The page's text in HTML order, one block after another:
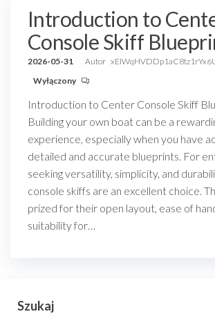
Introduction to
Console Skiff
2026-05-31 Autor
Wyłączony
Introduction to Center Console Skiff
Building your own boat can be a
experience, especially when you have
detailed and accurate blueprints. For
seeking versatility, simplicity, and
console skiffs are an excellent choice.
prized for their open layout, ease of
suitability for…
Szukaj